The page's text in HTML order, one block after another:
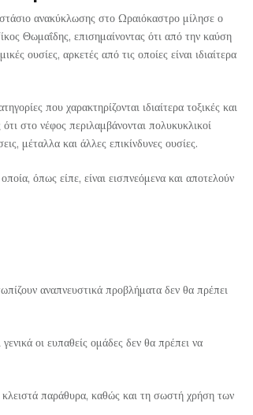
ανακύκλωσης στο Ωραιόκαστρο μίλησε ο
Θωμαΐδης, επισημαίνοντας ότι από την καύση
ουσίες, αρκετές από τις οποίες είναι ιδιαίτερα
που χαρακτηρίζονται ιδιαίτερα τοξικές και
στο νέφος περιλαμβάνονται πολυκυκλικοί
μέταλλα και άλλες επικίνδυνες ουσίες.
όπως είπε, είναι εισπνεόμενα και αποτελούν
αναπνευστικά προβλήματα δεν θα πρέπει
οι ευπαθείς ομάδες δεν θα πρέπει να
παράθυρα, καθώς και τη σωστή χρήση των